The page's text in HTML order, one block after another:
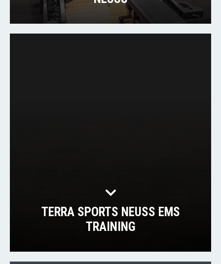
TERRA SPORTS NEUSS EMS
TRAINING